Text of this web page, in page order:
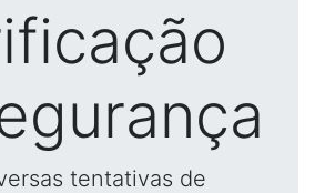
tentativas de